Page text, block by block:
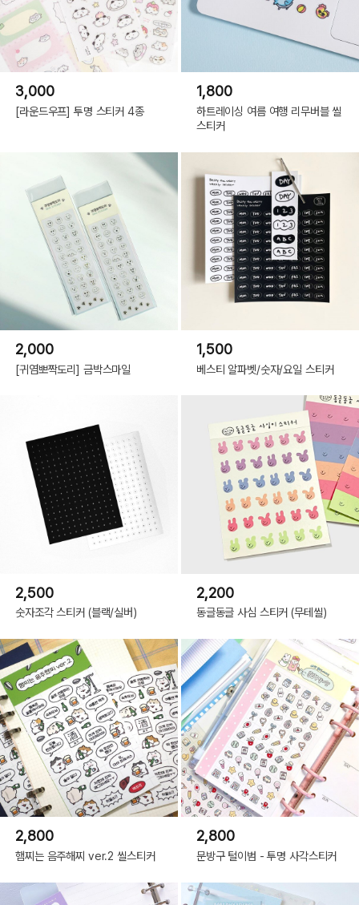
3,000
[라운드우프] 투명 스티커 4종
1,800
하트레이싱 여름 여행 리무버블 씰
스티커
2,000
[귀염뽀짝도리] 금박스마일
1,500
베스티 알파벳/숫자/요일 스티커
2,500
숫자조각 스티커 (블랙/실버)
2,200
동글동글 사심 스티커 (무테씰)
2,800
햄찌는 음주해찌 ver.2 씰스티커
2,800
문방구 털이범 - 투명 사각스티커